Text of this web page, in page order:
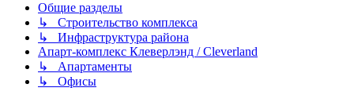
Общие разделы
↳ Строительство комплекса
↳ Инфраструктура района
Апарт-комплекс Клеверлэнд / Cleverland
↳ Апартаменты
↳ Офисы